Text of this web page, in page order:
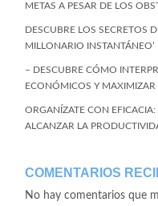
METAS A PESAR DE LOS
DESCUBRE LOS SECRETOS
MILLONARIO INSTANTÁNEO’
– DESCUBRE CÓMO
ECONÓMICOS Y MAXIMIZAR
ORGANÍZATE CON
ALCANZAR LA
COMENTARIOS
No hay comentarios que